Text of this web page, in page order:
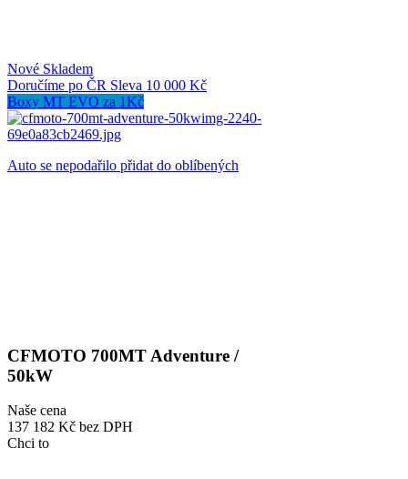
Nové Skladem
Doručíme po ČR Sleva 10 000 Kč
Boxy MT EVO za 1Kč
Auto se nepodařilo přidat do oblíbených
CFMOTO 700MT Adventure /
50kW
Naše cena
137 182 Kč bez DPH
Chci to